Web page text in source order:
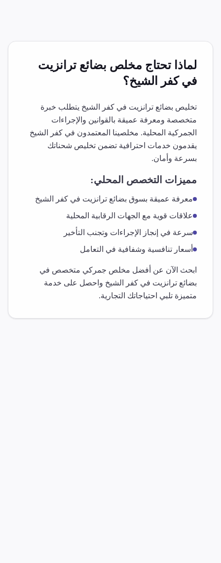
لماذا تحتاج مخلص بضائع ترانزيت
فيكفر الشيخ؟
تخليص بضائع ترانزيت في كفر الشيخ يتطلب خبرة
متخصصة ومعرفة عميقة بالقوانين والإجراءات
الجمركية المحلية. مخلصينا المعتمدون في كفر الشيخ
يقدمون خدمات احترافية تضمن تخليص شحناتك
بسرعة وأمان.
مميزات التخصص المحلي:
معرفة عميقة بسوق بضائع ترانزيت في كفر الشيخ
علاقات قوية مع الجهات الرقابية المحلية
سرعة في إنجاز الإجراءات وتجنب التأخير
أسعار تنافسية وشفافية في التعامل
ابحث الآن عن أفضل مخلص جمركي متخصص في
بضائع ترانزيت في كفر الشيخ واحصل على خدمة
متميزة تلبي احتياجاتك التجارية.